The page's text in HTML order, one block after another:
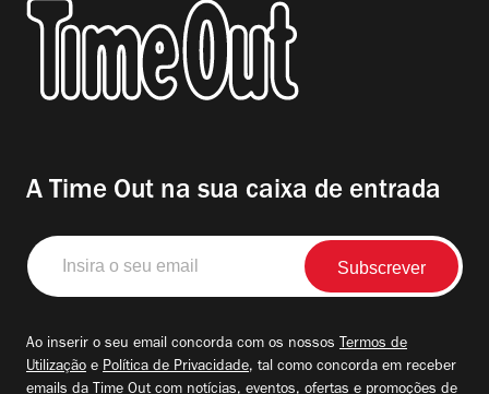
A Time Out na sua caixa de entrada
Insira
o
seu
Ao inserir o seu email concorda com os nossos Termos de
Utilização e Política de Privacidade, tal como concorda em receber
emails da Time Out com notícias, eventos, ofertas e promoções de